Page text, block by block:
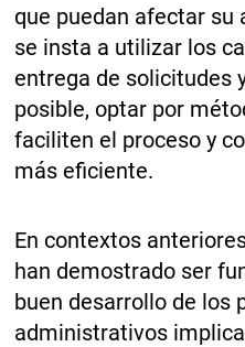
que puedan afectar su
se insta a utilizar los
entrega de solicitudes
posible, optar por
faciliten el proceso y
más eficiente.
En contextos
han demostrado ser
buen desarrollo de los
administrativos